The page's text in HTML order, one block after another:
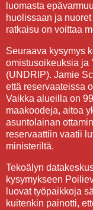
luomasta
huolissaan ja
ratkaisu on voittaa
Seuraava kysymys
omistusoikeuksia ja
(UNDRIP). Jamie
että reservaateissa
Vaikka alueilla on
maakoodeja, aitoa
asuntolainan
reservaattiin vaatii
ministeriltä.
Tekoälyn
kysymykseen
luovat työpaikkoja
kuitenkin painotti,